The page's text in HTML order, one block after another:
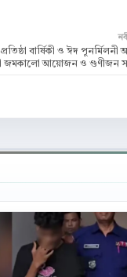
বার্ষিকী ও ঈদ পুনর্মিলনী
জমকালো আয়োজন ও গুণীজন